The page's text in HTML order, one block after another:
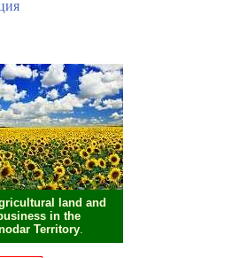
land and
in the
Territory.